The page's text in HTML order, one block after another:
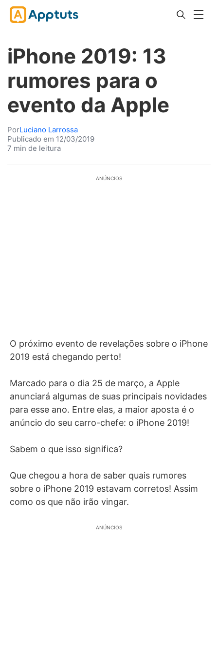
iPhone 2019: 13
rumores para o
evento da Apple
PorLuciano Larrossa
Publicado em 12/03/2019
7 min de leitura
ANÚNCIOS
O próximo evento de revelações sobre o iPhone
2019 está chegando perto!
Marcado para o dia 25 de março, a Apple
anunciará algumas de suas principais novidades
para esse ano. Entre elas, a maior aposta é o
anúncio do seu carro-chefe: o iPhone 2019!
Sabem o que isso significa?
Que chegou a hora de saber quais rumores
sobre o iPhone 2019 estavam corretos! Assim
como os que não irão vingar.
ANÚNCIOS